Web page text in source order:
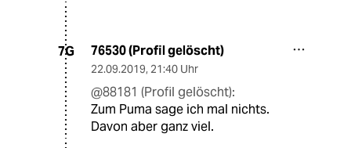
7G 76530 (Profil gelöscht)
22.09.2019, 21:40 Uhr
@88181 (Profil gelöscht):
Zum Puma sage ich mal nichts.
Davon aber ganz viel.